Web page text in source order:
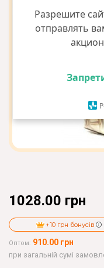
Разрешите
отправлять
1028.00 грн
+10 грн бонусів
Оптом: 910.00 грн
при загальній сумі